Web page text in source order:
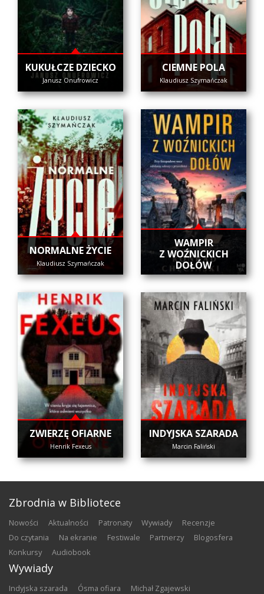
KUKUŁCZE DZIECKO
Janusz Onufrowicz
CIEMNE POLA
Klaudiusz Szymańczak
NORMALNE ŻYCIE
Klaudiusz Szymańczak
WAMPIR
Z WOŹNICKICH
DOŁÓW
ZWIERZĘ OFIARNE
Henrik Fexeus
INDYJSKA SZARADA
Marcin Faliński
Zbrodnia w Bibliotece
nowości aktualności patronaty wywiady
recenzje
do czytania
na ekranie festiwale partnerzy
blogosfera
konkursy
audiobook
Wywiady
Indyjska szarada Ósma ofiara Michał Zgajewski